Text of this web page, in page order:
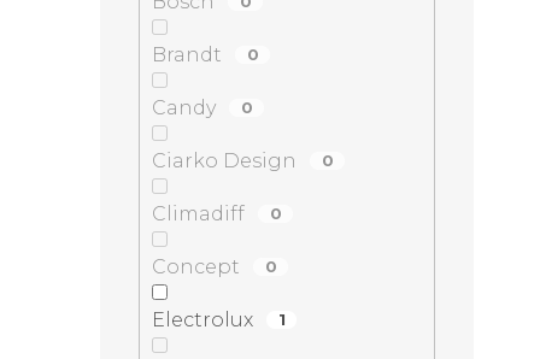
Brandt 0
Candy 0
Ciarko Design 0
Climadiff 0
Concept 0
Electrolux 1